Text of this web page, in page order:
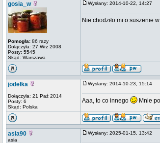
gosia_w
Pomogła: 86 razy
Dołączyła: 27 Wrz 2008
Posty: 5545
Skąd: Warszawa
Wysłany: 2014-10-22, 14:27
Nie chodziło mi o suszenie
jodełka
Dołączyła: 21 Paź 2014
Posty: 6
Skąd: Polska
Wysłany: 2014-10-23, 15:14
Aaa, to co innego Mnie
asia90
asia
Wysłany: 2025-01-15, 13:42